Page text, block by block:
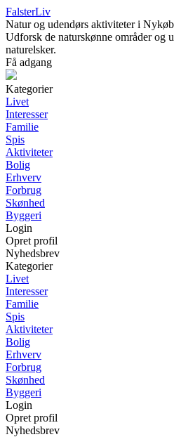
FalsterLiv
Natur og udendørs aktiviteter i
Udforsk de naturskønne områder og
naturelsker.
Få adgang
Kategorier
Livet
Interesser
Familie
Spis
Aktiviteter
Bolig
Erhverv
Forbrug
Skønhed
Byggeri
Login
Opret profil
Nyhedsbrev
Kategorier
Livet
Interesser
Familie
Spis
Aktiviteter
Bolig
Erhverv
Forbrug
Skønhed
Byggeri
Login
Opret profil
Nyhedsbrev